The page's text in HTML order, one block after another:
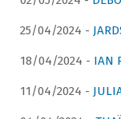
25/04/2024 -
18/04/2024 - IAN
11/04/2024 -